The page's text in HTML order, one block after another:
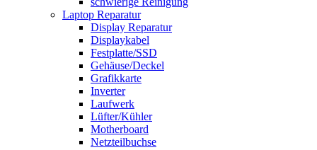
Laptop Reparatur
Display Reparatur
Displaykabel
Festplatte/SSD
Gehäuse/Deckel
Grafikkarte
Inverter
Laufwerk
Lüfter/Kühler
Motherboard
Netzteilbuchse